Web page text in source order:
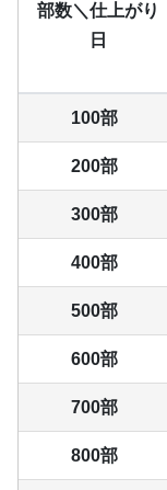
部数＼仕上がり
日
100部
200部
300部
400部
500部
600部
700部
800部